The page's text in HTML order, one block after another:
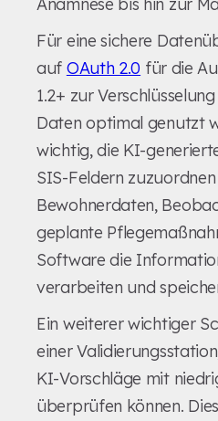
Für eine sichere
auf OAuth 2.0 für die
1.2+ zur
Daten optimal genutzt
wichtig, die KI-
SIS-Feldern
Bewohnerdaten,
geplante
Software die
verarbeiten und
Ein weiterer wichtiger
einer
KI-Vorschläge mit
überprüfen können.